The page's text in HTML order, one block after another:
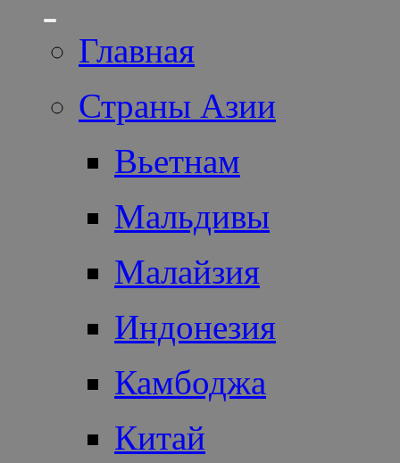
Главная
Страны Азии
Вьетнам
Мальдивы
Малайзия
Индонезия
Камбоджа
Китай